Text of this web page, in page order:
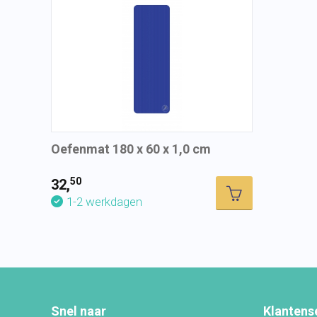
Oefenmat 180 x 60 x 1,0 cm
32,50
1-2 werkdagen
Snel naar